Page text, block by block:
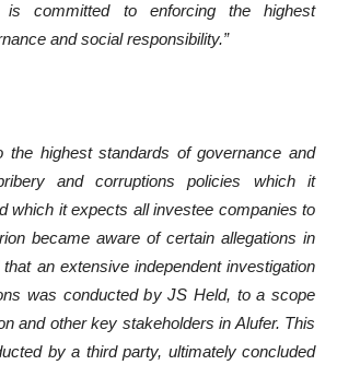
is committed to enforcing the highest
and social responsibility.”
the highest standards of governance and
and corruptions policies which it
which it expects all investee companies to
became aware of certain allegations in
an extensive independent investigation
was conducted by JS Held, to a scope
and other key stakeholders in Alufer. This
by a third party, ultimately concluded